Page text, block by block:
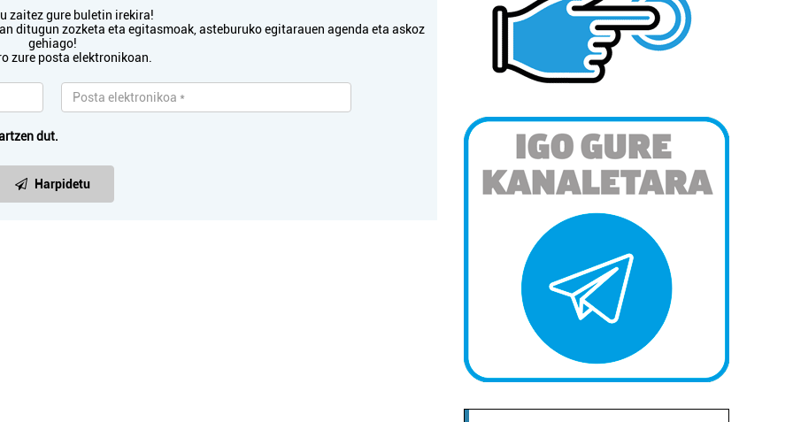
zaitez gure buletin irekira!
ditugun zozketa eta egitasmoak, asteburuko egitarauen agenda eta askoz
gehiago!
zure posta elektronikoan.
dut.
Harpidetu